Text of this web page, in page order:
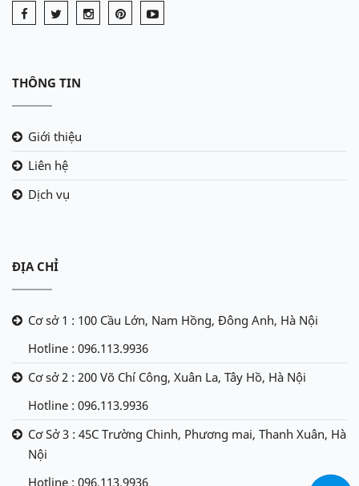
THÔNG TIN
Giới thiệu
Liên hệ
Dịch vụ
ĐỊA CHỈ
Cơ sở 1 : 100 Cầu Lớn, Nam Hồng, Đông Anh, Hà Nội
Hotline : 096.113.9936
Cơ sở 2 : 200 Võ Chí Công, Xuân La, Tây Hồ, Hà Nội
Hotline : 096.113.9936
Cơ Sở 3 : 45C Trường Chinh, Phương mai, Thanh Xuân, Hà
Nội
Hotline : 096.113.9936